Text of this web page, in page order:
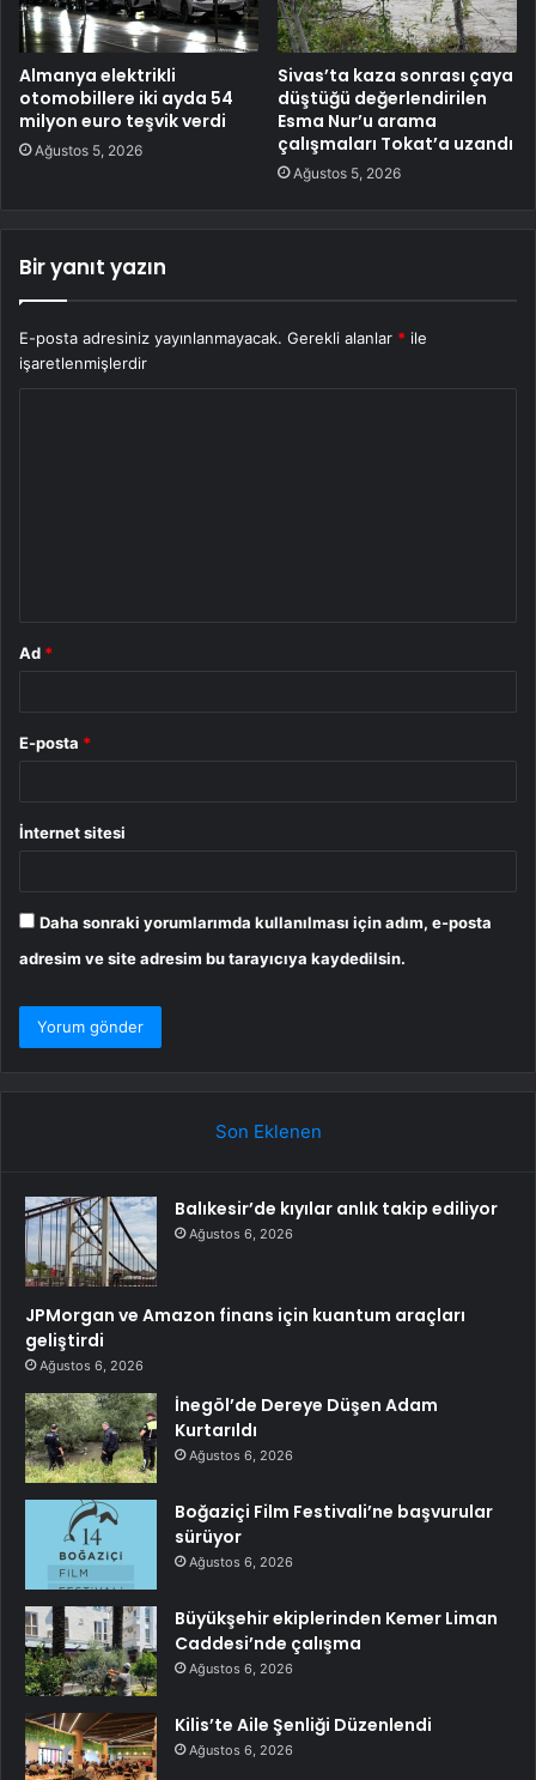
Almanya elektrikli
otomobillere iki ayda 54
milyon euro teşvik verdi
Ağustos 5, 2026
Sivas’ta kaza sonrası çaya
düştüğü değerlendirilen
Esma Nur’u arama
çalışmaları Tokat’a uzandı
Ağustos 5, 2026
Bir yanıt yazın
E-posta adresiniz yayınlanmayacak. Gerekli alanlar * ile
işaretlenmişlerdir
Ad *
E-posta *
İnternet sitesi
Daha sonraki yorumlarımda kullanılması için adım, e-posta
adresim ve site adresim bu tarayıcıya kaydedilsin.
Son Eklenen
Balıkesir’de kıyılar anlık takip ediliyor
Ağustos 6, 2026
JPMorgan ve Amazon finans için kuantum araçları
geliştirdi
Ağustos 6, 2026
İnegöl’de Dereye Düşen Adam
Kurtarıldı
Ağustos 6, 2026
Boğaziçi Film Festivali’ne başvurular
sürüyor
Ağustos 6, 2026
Büyükşehir ekiplerinden Kemer Liman
Caddesi’nde çalışma
Ağustos 6, 2026
Kilis’te Aile Şenliği Düzenlendi
Ağustos 6, 2026